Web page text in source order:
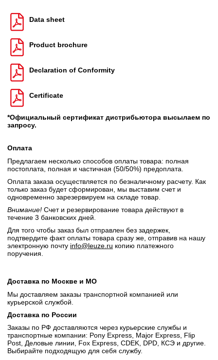
Data sheet
Product brochure
Declaration of Conformity
Certificate
*Официальный сертификат дистрибьютора высылаем по
запросу.
Оплата
Предлагаем несколько способов оплаты товара: полная
постоплата, полная и частичная (50/50%) предоплата.
Оплата заказа осуществляется по безналичному расчету. Как
только заказ будет сформирован, мы выставим счет и
одновременно зарезервируем на складе товар.
Внимание! Счет и резервирование товара действуют в
течение 3 банковских дней.
Для того чтобы заказ был отправлен без задержек,
подтвердите факт оплаты товара сразу же, отправив на нашу
электронную почту info@leuze.ru копию платежного
поручения.
Доставка по Москве и МО
Мы доставляем заказы транспортной компанией или
курьерской службой.
Доставка по России
Заказы по РФ доставляются через курьерские службы и
транспортные компании: Pony Express, Major Express, Flip
Post, Деловые линии, Fox Express, CDEK, DPD, КСЭ и другие.
Выбирайте подходящую для себя службу.